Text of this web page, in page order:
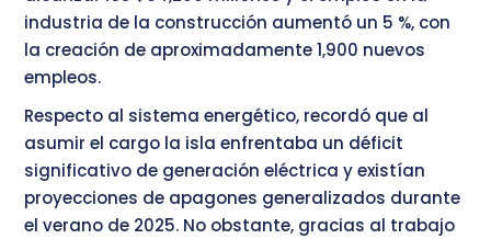
industria de la construcción aumentó un 5 %, con
la creación de aproximadamente 1,900 nuevos
empleos.
Respecto al sistema energético, recordó que al
asumir el cargo la isla enfrentaba un déficit
significativo de generación eléctrica y existían
proyecciones de apagones generalizados durante
el verano de 2025. No obstante, gracias al trabajo